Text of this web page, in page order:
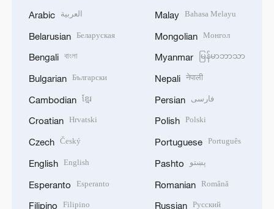
Arabic العربية
Belarusian Беларуская
Bengali বাংলা
Bulgarian Български
Cambodian ខ្មែរ
Croatian Hrvatski
Czech Český
English English
Esperanto Esperanto
Filipino Filipino
Malay Bahasa Melayu
Mongolian Монгол
Myanmar မြန်မာဘာသာ
Nepali नेपाली
Persian فارسی
Polish Polski
Portuguese Português
Pashto پښتو
Romanian Română
Russian Русский